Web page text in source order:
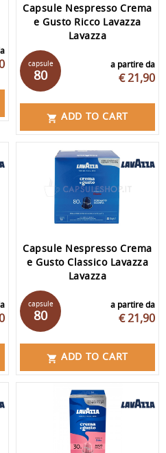
Capsule Nespresso Crema
e Gusto Ricco Lavazza
Lavazza
a partire da
€ 21,90
capsule
80
 ADD TO CART
Capsule Nespresso Crema
e Gusto Classico Lavazza
Lavazza
a partire da
€ 21,90
capsule
80
 ADD TO CART